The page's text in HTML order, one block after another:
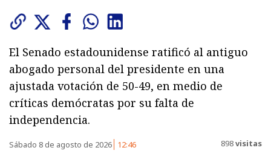
El Senado estadounidense ratificó al antiguo
abogado personal del presidente en una
ajustada votación de 50-49, en medio de
críticas demócratas por su falta de
independencia.
Sábado 8 de agosto de 2026 12:46 898visitas